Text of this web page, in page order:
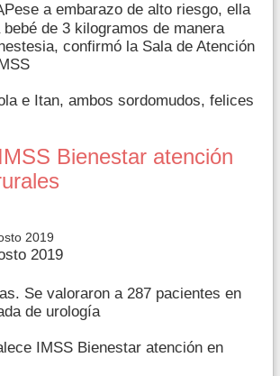
Pese a embarazo de alto riesgo, ella
de 3 kilogramos de manera
confirmó la Sala de Atención
e Itan, ambos sordomudos, felices
Bienestar atención
2019
2019
Se valoraron a 287 pacientes en
de urología
IMSS Bienestar atención en